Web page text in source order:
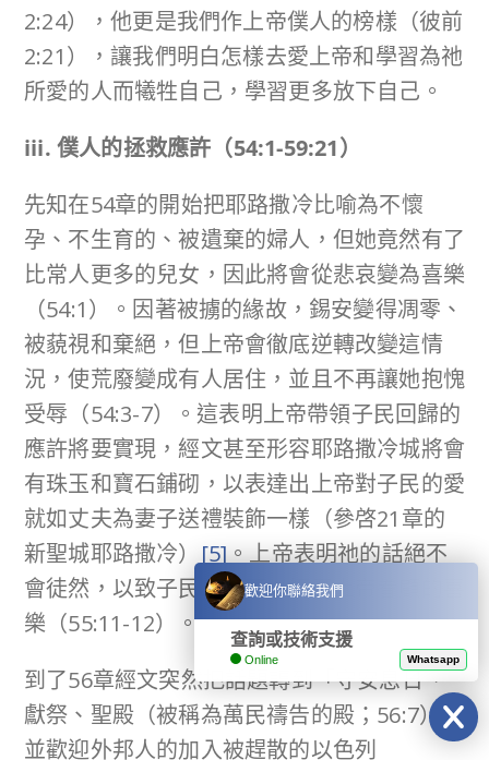
2:24），他更是我們作上帝僕人的榜樣（彼前
2:21），讓我們明白怎樣去愛上帝和學習為祂
所愛的人而犧牲自己，學習更多放下自己。
iii. 僕人的拯救應許（54:1-59:21）
先知在54章的開始把耶路撒冷比喻為不懷
孕、不生育的、被遺棄的婦人，但她竟然有了
比常人更多的兒女，因此將會從悲哀變為喜樂
（54:1）。因著被擄的緣故，錫安變得凋零、
被藐視和棄絕，但上帝會徹底逆轉改變這情
況，使荒廢變成有人居住，並且不再讓她抱愧
受辱（54:3-7）。這表明上帝帶領子民回歸的
應許將要實現，經文甚至形容耶路撒冷城將會
有珠玉和寶石鋪砌，以表達出上帝對子民的愛
就如丈夫為妻子送禮裝飾一樣（參啓21章的
新聖城耶路撒冷） [5]。上帝表明祂的話絕不
會徒然，以致子民必定可以經歷上帝眷顧的喜
樂（55:11-12）。
到了56章經文突然把話題轉到「守安息日、
獻祭、聖殿（被稱為萬民禱告的殿；56:7），
並歡迎外邦人的加入被趕散的以色列
歡迎你聯絡我們
查詢或技術支援
Online Whatsapp